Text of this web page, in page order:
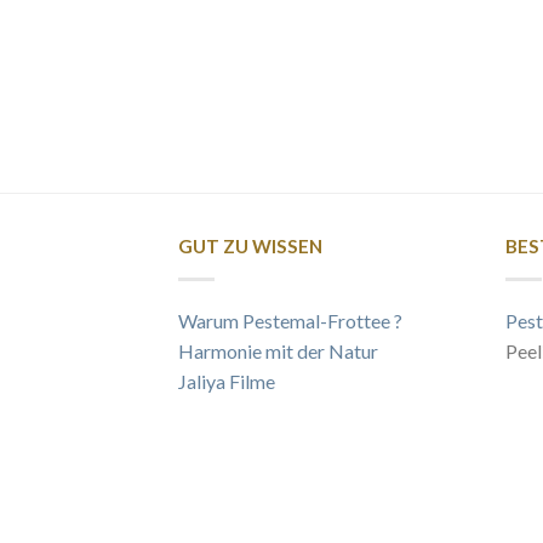
GUT ZU WISSEN
Warum Pestemal-Frottee ?
Harmonie mit der Natur
Jaliya Filme